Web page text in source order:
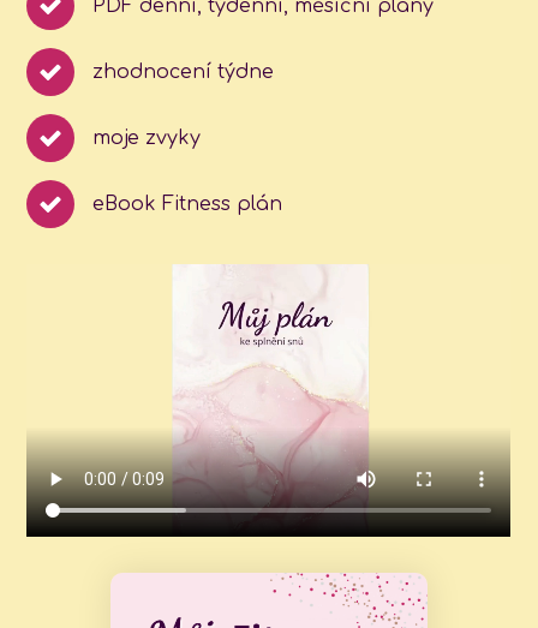
PDF denní, týdenní, měsíční plány
zhodnocení týdne
moje zvyky
eBook Fitness plán